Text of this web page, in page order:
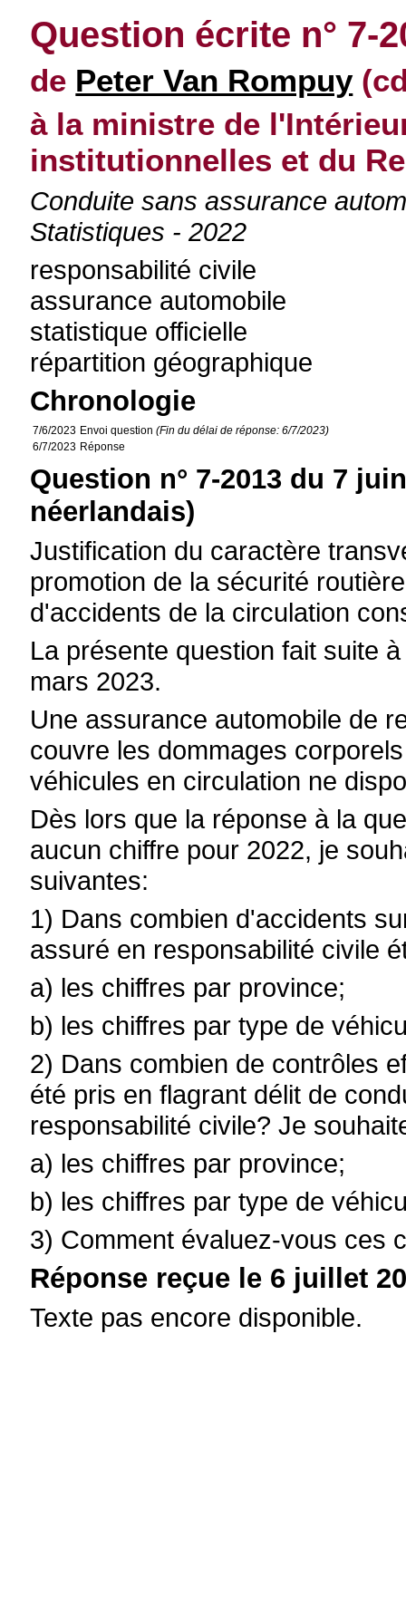
Question écrite n° 7-
de Peter Van Rompuy
à la ministre de
institutionnelles et du
Conduite sans assurance
Statistiques - 2022
responsabilité civile
assurance automobile
statistique officielle
répartition géographique
Chronologie
7/6/2023 Envoi question(Fin du délai de réponse: 6/7/2023)
6/7/2023 Réponse
Question n° 7-2013 du 7
néerlandais)
Justification du caractère
promotion de la sécurité
d'accidents de la circulation
La présente question fait suite
mars 2023.
Une assurance automobile de
couvre les dommages
véhicules en circulation ne
Dès lors que la réponse à la
aucun chiffre pour 2022, je
suivantes:
1) Dans combien d'accidents
assuré en responsabilité civile
a) les chiffres par province;
b) les chiffres par type de
2) Dans combien de contrôles
été pris en flagrant délit de
responsabilité civile? Je
a) les chiffres par province;
b) les chiffres par type de
3) Comment évaluez-vous ces
Réponse reçue le 6 juillet
Texte pas encore disponible.